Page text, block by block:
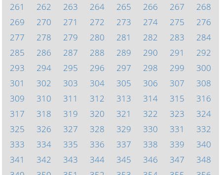
261
262 263 264 265 266 267
268
269
270 271 272 273 274 275
276
277
278 279 280 281 282 283
284
285
286 287 288 289 290 291
292
293
294 295 296 297 298 299
300
301
302 303 304 305 306 307
308
309
310 311 312 313 314 315
316
317
318 319 320 321 322 323
324
325
326 327 328 329 330 331
332
333
334 335 336 337 338 339
340
341
342 343 344 345 346 347
348